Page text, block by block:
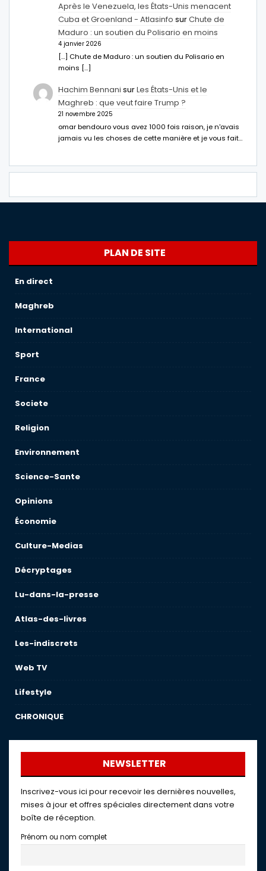
Après le Venezuela, les États-Unis menacent
Cuba et Groenland - Atlasinfo surChute de
Maduro : un soutien du Polisario en moins
4 janvier 2026
[…] Chute de Maduro : un soutien du Polisario en
moins […]
Hachim Bennani surLes États-Unis et le
Maghreb : que veut faire Trump ?
21 novembre 2025
omar bendouro vous avez 1000 fois raison, je n'avais
jamais vu les choses de cette manière et je vous fait…
PLAN DE SITE
En direct
Maghreb
International
Sport
France
Societe
Religion
Environnement
Science-Sante
Opinions
Économie
Culture-Medias
Décryptages
Lu-dans-la-presse
Atlas-des-livres
Les-indiscrets
Web TV
Lifestyle
CHRONIQUE
NEWSLETTER
Inscrivez-vous ici pour recevoir les dernières nouvelles,
mises à jour et offres spéciales directement dans votre
boîte de réception.
Prénom ou nom complet